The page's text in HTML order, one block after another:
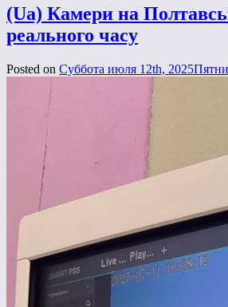
(Ua) Камери на
реального часу
Posted on Суббота июля 12th, 2025